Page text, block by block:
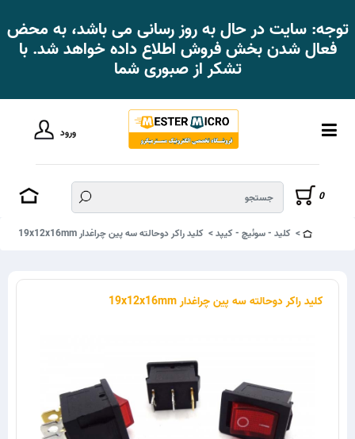
توجه: سایت در حال به روز رسانی می باشد، به محض
فعال شدن بخش فروش اطلاع داده خواهد شد. با
تشکر از صبوری شما
ورود
0
کلید - سوئیچ - کیپد کلید راکر دوحالته سه پین چراغدار 19x12x16mm
کلید راکر دوحالته سه پین چراغدار 19x12x16mm